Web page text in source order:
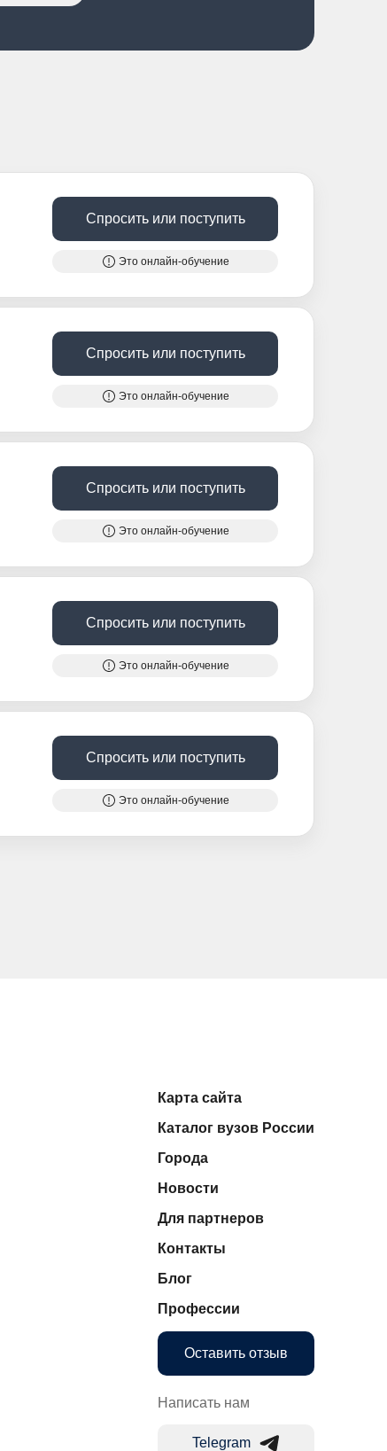
Спросить или поступить
Это онлайн-обучение
Спросить или поступить
Это онлайн-обучение
Спросить или поступить
Это онлайн-обучение
Спросить или поступить
Это онлайн-обучение
Спросить или поступить
Это онлайн-обучение
Карта сайта
Каталог вузов России
Города
Новости
Для партнеров
Контакты
Блог
Профессии
Оставить отзыв
Написать нам
Telegram